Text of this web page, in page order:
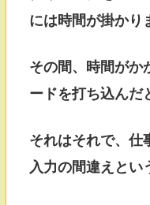
には時間が掛かり
その間、時間がか
ードを打ち込んだ
それはそれで、仕
入力の間違えとい